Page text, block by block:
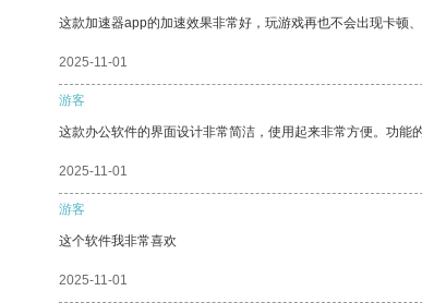
这款加速器app的加速效果非常好，玩游戏再也不会出现卡顿
2025-11-01
游客
这款办公软件的界面设计非常简洁，使用起来非常方便。功能
2025-11-01
游客
这个软件我非常喜欢
2025-11-01